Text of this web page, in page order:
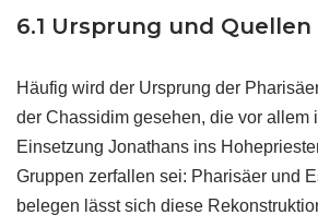
6.1 Ursprung und Quellen
Häufig wird der Ursprung der
der Chassidim gesehen, die vor allem
Einsetzung Jonathans ins
Gruppen zerfallen sei: Pharisäer und
belegen lässt sich diese